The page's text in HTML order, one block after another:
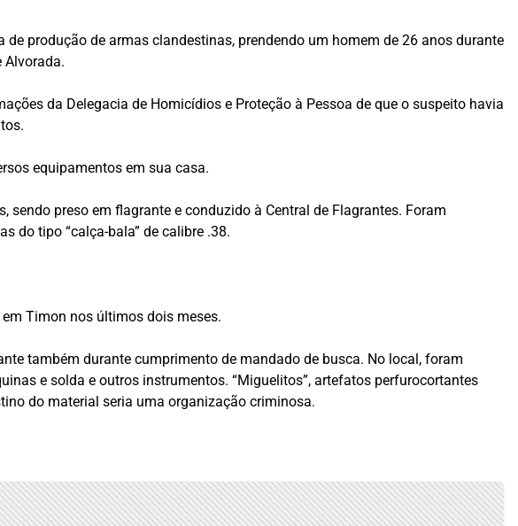
produção de armas clandestinas, prendendo um homem de 26 anos durante
Alvorada.
da Delegacia de Homicídios e Proteção à Pessoa de que o suspeito havia
equipamentos em sua casa.
preso em flagrante e conduzido à Central de Flagrantes. Foram
do tipo “calça-bala” de calibre .38.
Timon nos últimos dois meses.
também durante cumprimento de mandado de busca. No local, foram
e solda e outros instrumentos. “Miguelitos”, artefatos perfurocortantes
do material seria uma organização criminosa.